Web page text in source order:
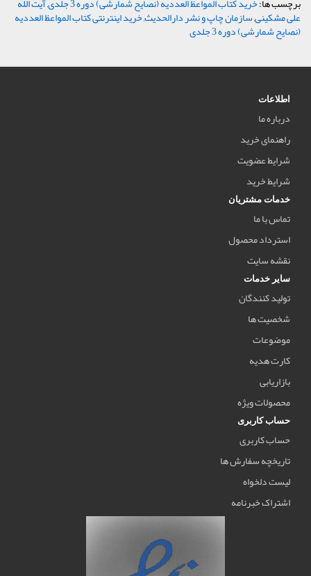
علی مشکینی,سازمان چاپ و نشر دارالحدیث,خرید اینترنتی کتاب المواعظ العددیه
(نصایح شمارشی) دوره 3 جلدی
اطلاعات
درباره ما
راهنمای خرید
شرایط عضویت
شرایط خرید
خدمات مشتریان
تماس با ما
استرداد محصول
نقشه سایت
سایر خدمات
تولید کنندگان
شخصیت ها
موضوعات
کارت هدیه
بازاریابی
محصولات ویژه
حساب کاربری
حساب کاربری
تاریخچه سفارش ها
لیست دلخواه
اشتراک خبرنامه